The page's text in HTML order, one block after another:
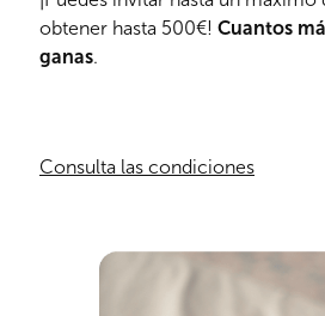
obtener hasta 500€! Cuantos
ganas.
Consulta las condiciones